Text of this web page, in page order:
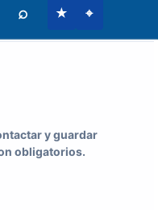
⌕ ★ ⌖
y guardar
obligatorios.